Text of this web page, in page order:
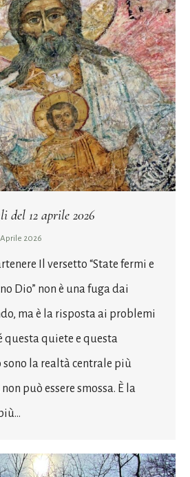
del 12 aprile 2026
Aprile 2026
Il versetto “State fermi e
Dio” non è una fuga dai
ma è la risposta ai problemi
questa quiete e questa
sono la realtà centrale più
può essere smossa. È la